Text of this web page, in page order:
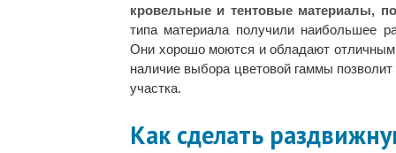
кровельные и тентовые материалы,
типа материала получили наибольшее
Они хорошо моются и обладают
наличие выбора цветовой гаммы
участка.
Как сделать